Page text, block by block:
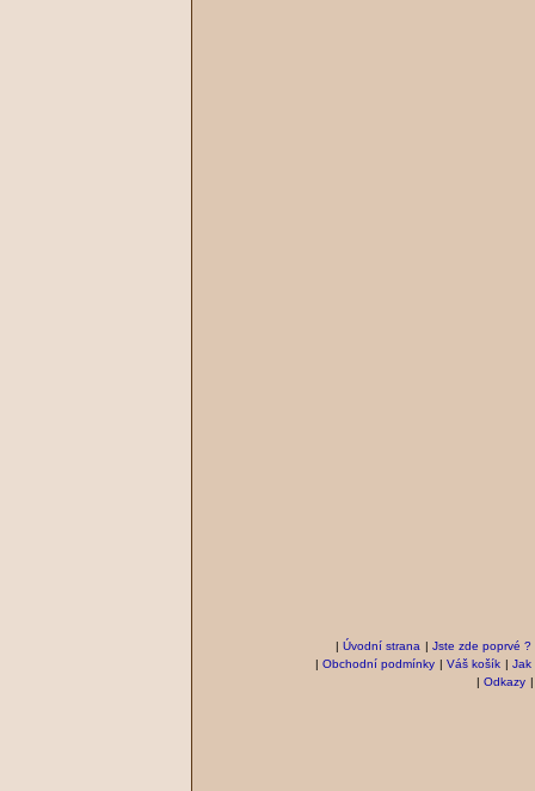
| Úvodní strana | Jste zde poprvé ?
| Obchodní podmínky | Váš košík | Jak
| Odkazy